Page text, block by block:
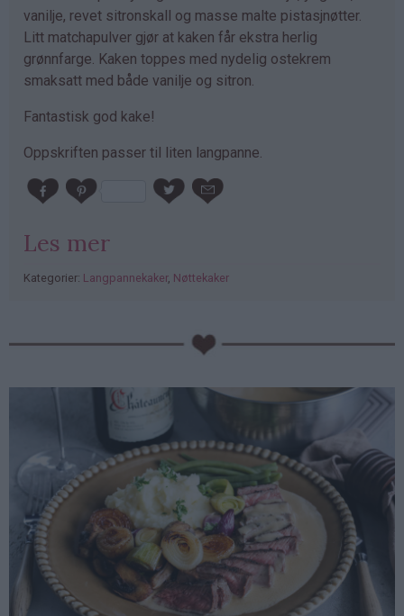
vanilje, revet sitronskall og masse malte pistasjnøtter.
Litt matchapulver gjør at kaken får ekstra herlig
grønnfarge. Kaken toppes med nydelig ostekrem
smaksatt med både vanilje og sitron.
Fantastisk god kake!
Oppskriften passer til liten langpanne.
Les mer
Kategorier: Langpannekaker, Nøttekaker
PubGalaxy